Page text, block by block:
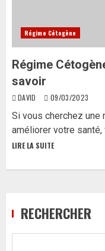
Régime Cétogène
Régime
savoir
DAVID 09/03/2023
Si vous cherchez une
améliorer votre santé,
LIRE LA SUITE
RECHERCHER